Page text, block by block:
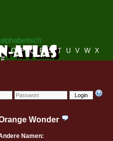
Login
N O P Q R S T U V W X
#
Wonder
Namen: